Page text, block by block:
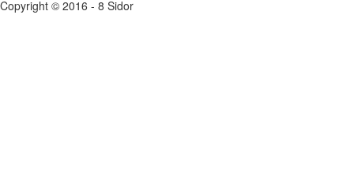
Copyright © 2016 - 8 Sidor